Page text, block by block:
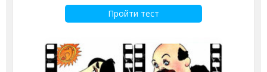
Пройти тест